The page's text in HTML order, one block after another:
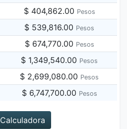
$ 404,862.00 Pesos
$ 539,816.00 Pesos
$ 674,770.00 Pesos
$ 1,349,540.00 Pesos
$ 2,699,080.00 Pesos
$ 6,747,700.00 Pesos
Calculadora